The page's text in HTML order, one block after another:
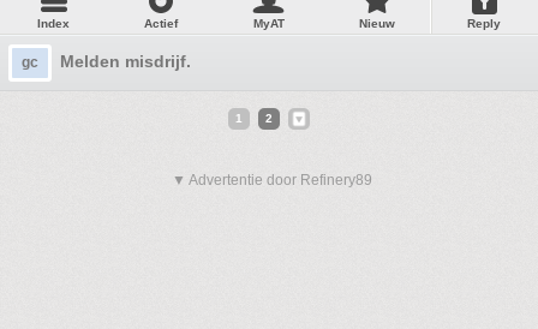
Index Actief MyAT Nieuw Reply
gc Melden misdrijf.
1 2
▼ Advertentie door Refinery89